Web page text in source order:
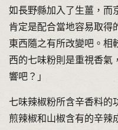
如長野縣加入了生薑，而
肯定是配合當地容易取得
東西隨之有所改變吧。相
西的七味粉則是重視香氣
響吧？」
七味辣椒粉所含辛香料的
煎辣椒和山椒含有的辛辣